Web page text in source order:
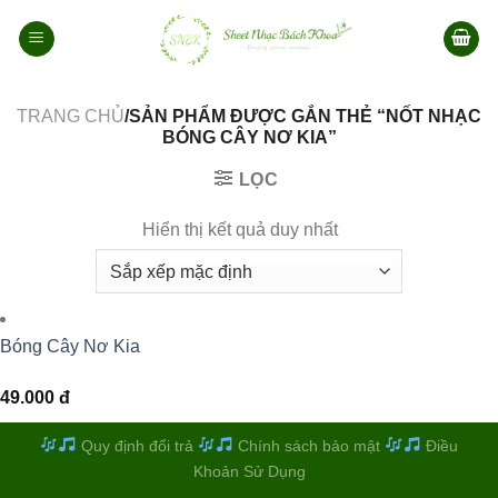
qua
TRANG CHỦ/SẢN PHẨM ĐƯỢC GẮN THẺ “NỐT NHẠC
BÓNG CÂY NƠ KIA”
LỌC
Hiển thị kết quả duy nhất
Bóng Cây Nơ Kia
49.000 đ
Quy định đổi trả Chính sách bảo mật
Điều
Khoản Sử Dụng